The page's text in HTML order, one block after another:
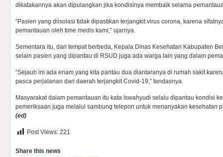
dikatakannya akan dipulangkan jika kondisinya membaik selama
“Pasien yang diisolasi tidak dipastikan terjangkit virus corona, karena
pemantauan oleh time medis kami,” ujarnya.
Sementara itu, dari tempat berbeda, Kepala Dinas Kesehatan Kabupaten
selain pasien yang dipantau di RSUD juga ada warga lain yang dalam
“Sejauh ini ada enam yang kita pantau dua diantaranya di rumah sakit
pasca perjalanan dari daerah terjangkit Covid-19,” tandasnya.
Masyarakat dalam pemantauan itu kata Iswahyudi selalu dipantau kondisi
pemeriksaan juga melalui sambung telepon untuk menanyakan kesehatan
(ed)
Post Views: 221
Share this news